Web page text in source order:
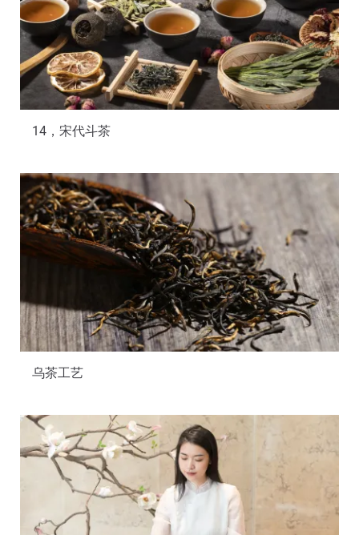
14，宋代斗茶
乌茶工艺